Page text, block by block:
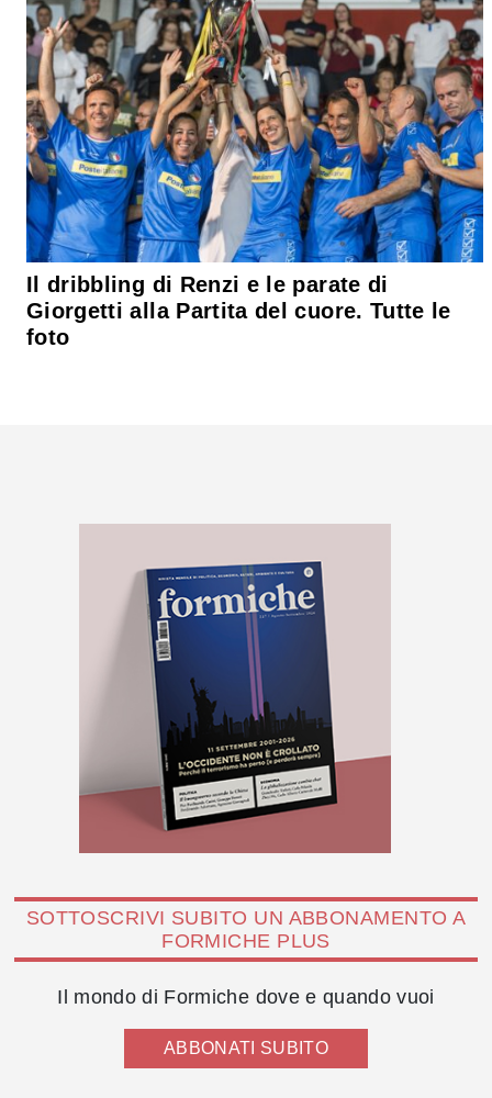
Il dribbling di Renzi e le parate di
Giorgetti alla Partita del cuore. Tutte le
foto
SOTTOSCRIVI SUBITO UN ABBONAMENTO A
FORMICHE PLUS
Il mondo di Formiche dove e quando vuoi
ABBONATI SUBITO